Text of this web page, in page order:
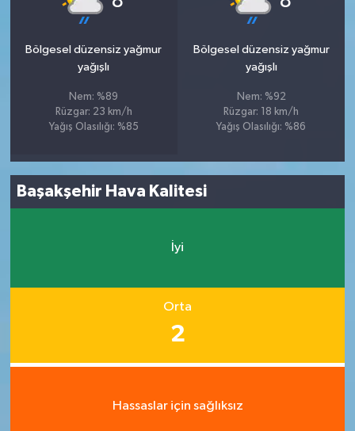
Bölgesel düzensiz yağmur
yağışlı
Nem: %89
Rüzgar: 23 km/h
Yağış Olasılığı: %85
Bölgesel düzensiz yağmur
yağışlı
Nem: %92
Rüzgar: 18 km/h
Yağış Olasılığı: %86
Başakşehir Hava Kalitesi
İyi
Orta
2
Hassaslar için sağlıksız